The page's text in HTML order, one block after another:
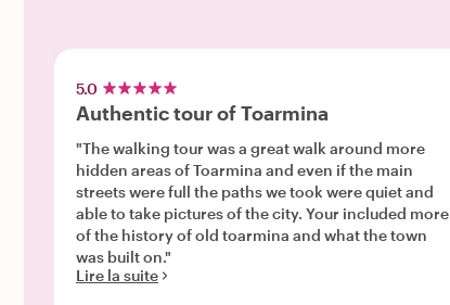
5.0
Authentic tour of Toarmina
"The walking tour was a great walk around more
hidden areas of Toarmina and even if the main
streets were full the paths we took were quiet and
able to take pictures of the city. Your included more
of the history of old toarmina and what the town
was built on."
Lire la suite